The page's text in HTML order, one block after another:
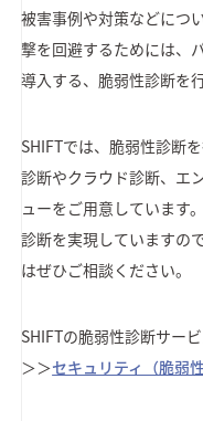
被害事例や対策などにつ
撃を回避するためには、
導入する、脆弱性診断を
SHIFTでは、脆弱性診断
診断やクラウド診断、エ
ューをご用意しています
診断を実現していますの
はぜひご相談ください。
SHIFTの脆弱性診断サー
＞＞セキュリティ（脆弱